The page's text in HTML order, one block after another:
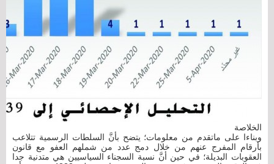
الخلاصة
وبناءا على ماتقدم من معلومات؛ يتضح بأنَّ السلطات الرسمية تتلاعب
بأرقام المفرج عنهم من خلال دمج عدد من شملهم العفو مع قانون
العقوبات البديلة؛ في حين أنَّ نسبة السجناء السياسيين هي متدنية جدا